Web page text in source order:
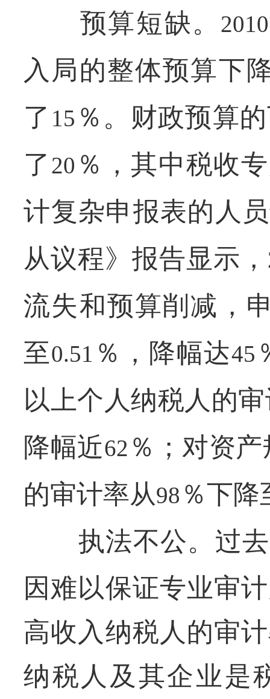
预算短缺。 2010
入局的整体预算下
了 15 ％。财政预算
了 20 ％，其中税收
计复杂申报表的人
从议程》报告显示，
流失和预算削减，
至0.51 ％，降幅达45
以上个人纳税人的
降幅近62 ％；对资
的审计率从98 ％下降
执法不公。过去
因难以保证专业审
高收入纳税人的审
纳税人及其企业是